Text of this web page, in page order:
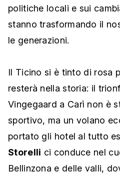
politiche locali e sui
stanno trasformando il
le generazioni.
Il Ticino si è tinto di rosa
resterà nella storia: il
Vingegaard a Carì non è
sportivo, ma un volano
portato gli hotel al tutto
Storelli ci conduce nel
Bellinzona e delle valli,